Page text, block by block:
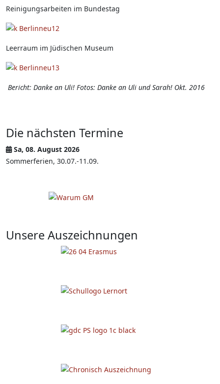
Reinigungsarbeiten im Bundestag
Leerraum im Jüdischen Museum
Bericht: Danke an Uli! Fotos: Danke an Uli und Sarah! Okt. 2016
Die nächsten Termine
Sa, 08. August 2026
Sommerferien, 30.07.-11.09.
Unsere Auszeichnungen